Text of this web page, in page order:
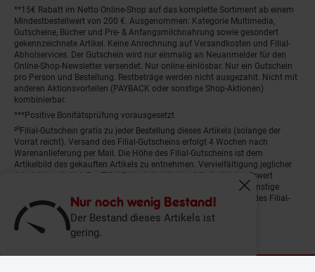
Nur noch wenig Bestand!
Der Bestand dieses Artikels ist
gering.
Fenster
**15€ Rabatt im Netto Online-Shop auf das komplette Sortiment ab einem
Mindestbestellwert von 200 €. Ausgenommen: Kategorie Multimedia,
Gutscheine, Bücher und Pre- & Anfangsmilchnahrung sowie gesondert
gekennzeichnete Artikel. Keine Anrechnung auf Versandkosten und Filial-
Abholservices. Der Gutschein wird nur einmalig an Neuanmelder für den
Online-Shop-Newsletter versendet. Nur online einlösbar. Nur ein Gutschein
pro Person und Bestellung. Restbeträge werden nicht ausgezahlt. Nicht mit
anderen Aktionsvorteilen (PAYBACK oder sonstige Shop-Aktionen)
kombinierbar.
***Positive Bonitätsprüfung vorausgesetzt
²⁰Filial-Gutschein gratis zu jeder Bestellung dieses Artikels (solange der
Vorrat reicht). Versand des Filial-Gutscheins erfolgt 4 Wochen nach
Warenanlieferung per Mail. Die Höhe des Filial-Gutscheins ist dem
Artikelbild des gekauften Artikels zu entnehmen. Vervielfältigung jeglicher
Art nicht gestattet. Der Filial-Gutschein ist ohne Mindesteinkaufswert
einlösbar. Nicht mit anderen Aktionsvorteilen (PAYBACK oder sonstige
Shop-Aktionen) kombinierbar. Der jeweilige Gültigkeitszeitraum des Filial-
Gutscheins ist darauf vermerkt.